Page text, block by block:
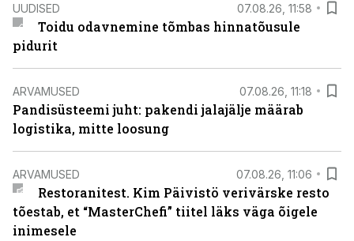
UUDISED 07.08.26, 11:58
Toidu odavnemine tõmbas hinnatõusule
pidurit
ARVAMUSED 07.08.26, 11:18
Pandisüsteemi juht: pakendi jalajälje määrab
logistika, mitte loosung
ARVAMUSED 07.08.26, 11:06
Restoranitest. Kim Päivistö verivärske resto
tõestab, et “MasterChefi” tiitel läks väga õigele
inimesele